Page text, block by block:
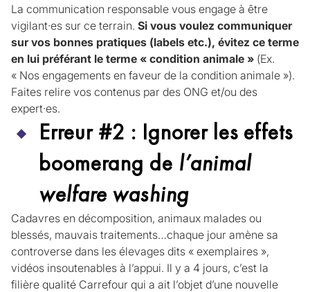
La communication responsable vous engage à être
vigilant·es sur ce terrain. Si vous voulez communiquer
sur vos bonnes pratiques (labels etc.), évitez ce terme
en lui préférant le terme « condition animale » (Ex.
« Nos engagements en faveur de la condition animale »).
Faites relire vos contenus par des ONG et/ou des
expert·es.
Erreur #2 : Ignorer les effets
boomerang de l’animal
welfare washing
Cadavres en décomposition, animaux malades ou
blessés, mauvais traitements…chaque jour amène sa
controverse dans les élevages dits « exemplaires »,
vidéos insoutenables à l’appui. Il y a 4 jours, c’est la
filière qualité Carrefour qui a ait l’objet d’une nouvelle